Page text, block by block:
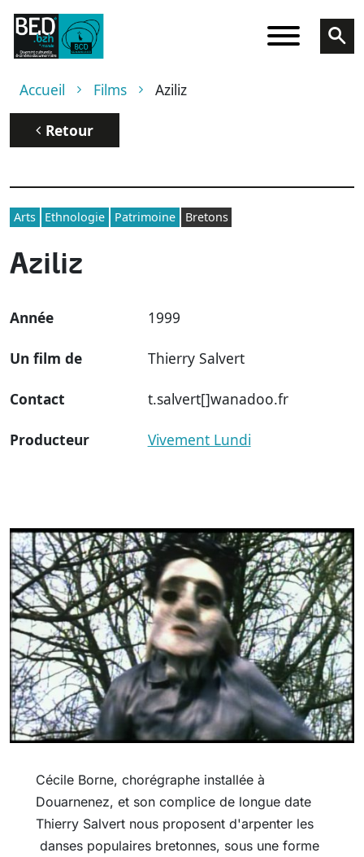
Aller au contenu principal
Fil d'Ariane
Accueil Films Aziliz
Retour
Arts Ethnologie Patrimoine Bretons
Aziliz
Année 1999
Un film de Thierry Salvert
Contact t.salvert[]wanadoo.fr
Producteur Vivement Lundi
Cécile Borne, chorégraphe installée à
Douarnenez, et son complice de longue date
Thierry Salvert nous proposent d'arpenter les
danses populaires bretonnes, sous une forme